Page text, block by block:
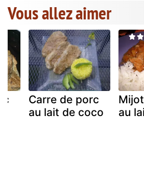
Vous allez aimer
Carre de porc
au lait de coco
au